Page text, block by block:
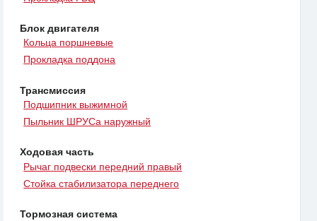
Блок двигателя
Кольца поршневые
Прокладка поддона
Трансмиссия
Подшипник выжимной
Пыльник ШРУСа наружный
Ходовая часть
Рычаг подвески передний правый
Стойка стабилизатора переднего
Тормозная система